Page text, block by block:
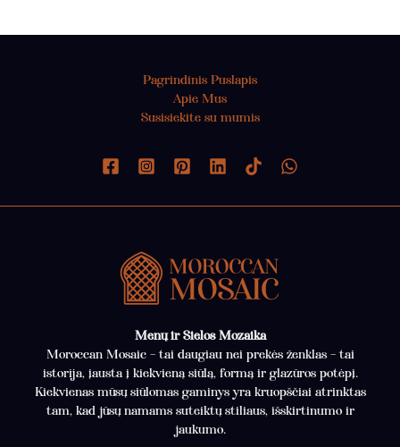
Pagrindinis Puslapis
Apie Mus
Susisiekite su mumis
Menų ir Sielos Mozaika
Moroccan Mosaic – tai daugiau nei prekės ženklas – tai
istorija, įausta į kiekvieną siūlą, formą ir glazūros potėpį.
Kiekvienas mūsų siūlomas gaminys yra kruopščiai atrinktas
tam, kad jūsų namams suteiktų stiliaus, išskirtinumo ir
jaukumo.